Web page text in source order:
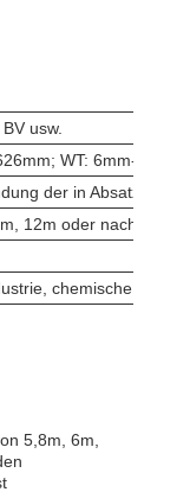
usw.
WT: 6mm-50mm
der in Absatz 1
12m oder nach Bedarf
chemische
5,8m, 6m,